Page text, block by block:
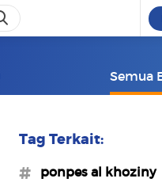
Semua
Tag Terkait:
#ponpes al khoziny